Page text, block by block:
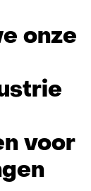
onze
voor